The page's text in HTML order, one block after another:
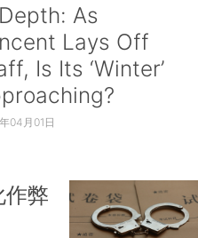
As
Lays Off
Is Its ‘Winter’
04月01日
作弊